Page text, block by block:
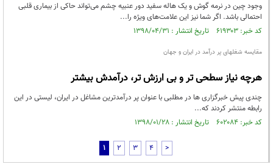
وجود چین در نرمه گوش و یک هاله سفید دور عنبیه‌ چشم می‌تواند حاکی از بیماری قلبی
احتمالی باشد. اگر شما نیز این علامت‌های ویژه را...
کد خبر: ۶۱۹۳۰۳ تاریخ انتشار : ۱۳۹۸/۰۴/۳۱
مقایسه شغلهای پر درآمد در ایران و جهان
هرچه نیاز سطحی تر و بی ارزش تر، درآمدش بیشتر
چندی پیش خبرگزاری ها در مطلبی با عنوان پر درآمدترین مشاغل در ایران، لیستی در این
رابطه منتشر کردند که...
کد خبر: ۶۰۲۰۸۴ تاریخ انتشار : ۱۳۹۸/۰۱/۲۸
1 2 3 4 >